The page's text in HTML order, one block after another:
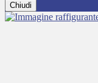
Chiudi